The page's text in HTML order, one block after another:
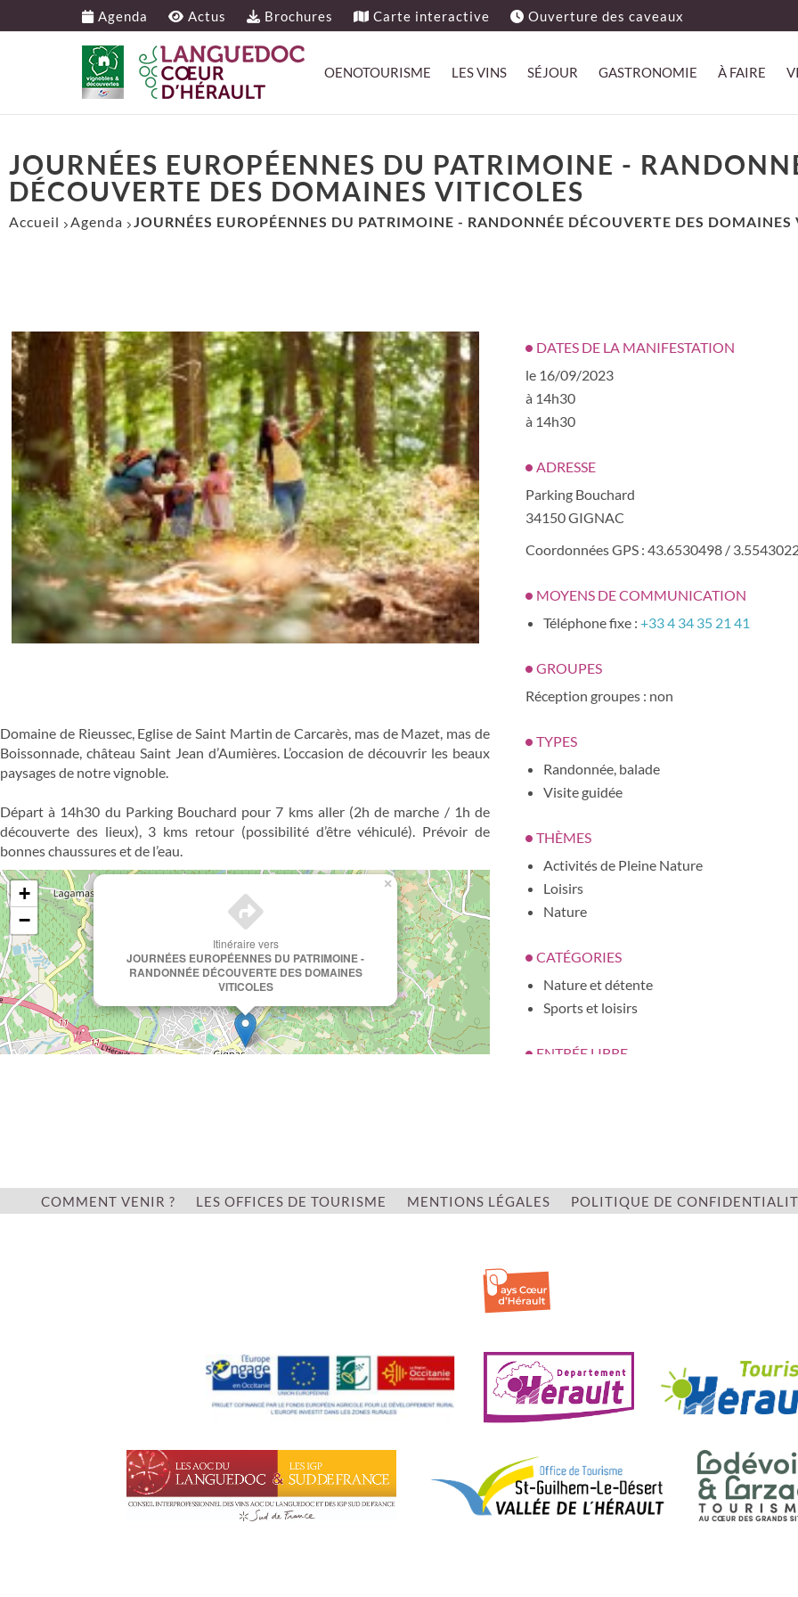
JOURNÉES EUROPÉENNES DU PATRIMOINE -
DÉCOUVERTE DES DOMAINES VITICOLES
Accueil Agenda JOURNÉES EUROPÉENNES DU PATRIMOINE - RANDONNÉE DÉCOUVERTE DES DOMAINES
Domaine de Rieussec, Eglise de Saint Martin de Carcarès, mas de Mazet, mas de
Boissonnade, château Saint Jean d’Aumières. L’occasion de découvrir les beaux
paysages de notre vignoble.
Départ à 14h30 du Parking Bouchard pour 7 kms aller (2h de marche / 1h de
découverte des lieux), 3 kms retour (possibilité d’être véhiculé). Prévoir de
bonnes chaussures et de l’eau.
Itinéraire vers
JOURNÉES EUROPÉENNES DU PATRIMOINE -
RANDONNÉE DÉCOUVERTE DES DOMAINES
VITICOLES
×
+
−
DATES DE LA MANIFESTATION
le 16/09/2023
à 14h30
à 14h30
ADRESSE
Parking Bouchard
34150 GIGNAC
Coordonnées GPS : 43.6530498 /
MOYENS DE COMMUNICATION
Téléphone fixe : +33 4 34 35 21 41
GROUPES
Réception groupes : non
TYPES
Randonnée, balade
Visite guidée
THÈMES
Activités de Pleine Nature
Loisirs
Nature
CATÉGORIES
Nature et détente
Sports et loisirs
ENTRÉE LIBRE
COMMENT VENIR ? LES OFFICES DE TOURISME MENTIONS LÉGALES POLITIQUE DE
Agenda Actus Brochures Carte interactive Ouverture des caveaux
OENOTOURISME LES VINS SÉJOUR GASTRONOMIE À FAIRE